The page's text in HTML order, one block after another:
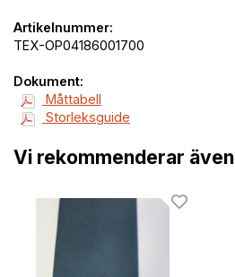
Artikelnummer:
TEX-OP04186001700
Dokument:
Måttabell
Storleksguide
Vi rekommenderar även